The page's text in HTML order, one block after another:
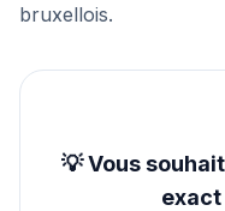
bruxellois.
💡 Vous
exact